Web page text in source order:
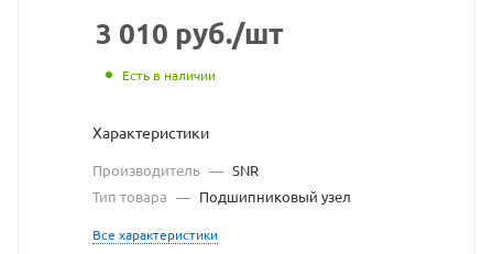
разрешения
владельца
3 010 руб./шт
Есть в наличии
Характеристики
Производитель — SNR
Тип товара — Подшипниковый узел
Все характеристики